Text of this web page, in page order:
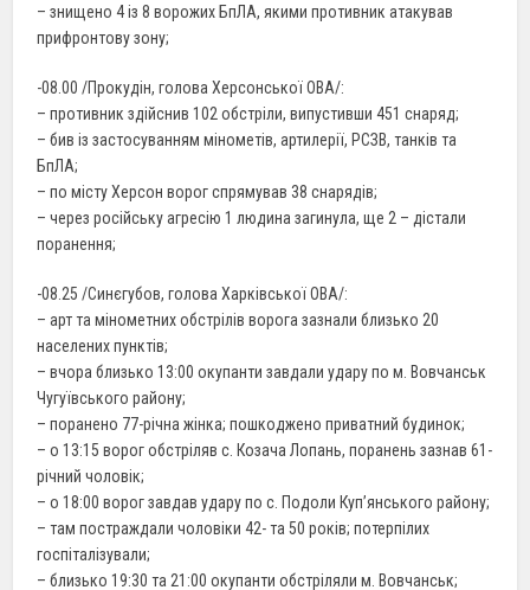
– знищено 4 із 8 ворожих БпЛА, якими противник атакував
прифронтову зону;
-08.00 /Прокудін, голова Херсонської ОВА/:
– противник здійснив 102 обстріли, випустивши 451 снаряд;
– бив із застосуванням мінометів, артилерії, РСЗВ, танків та
БпЛА;
– по місту Херсон ворог спрямував 38 снарядів;
– через російську агресію 1 людина загинула, ще 2 – дістали
поранення;
-08.25 /Синєгубов, голова Харківської ОВА/:
– арт та мінометних обстрілів ворога зазнали близько 20
населених пунктів;
– вчора близько 13:00 окупанти завдали удару по м. Вовчанськ
Чугуївського району;
– поранено 77-річна жінка; пошкоджено приватний будинок;
– о 13:15 ворог обстріляв с. Козача Лопань, поранень зазнав 61-
річний чоловік;
– о 18:00 ворог завдав удару по с. Подоли Куп’янського району;
– там постраждали чоловіки 42- та 50 років; потерпілих
госпіталізували;
– близько 19:30 та 21:00 окупанти обстріляли м. Вовчанськ;